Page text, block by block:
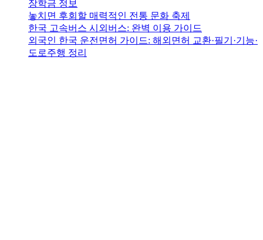
장학금 정보
놓치면 후회할 매력적인 전통 문화 축제
한국 고속버스 시외버스: 완벽 이용 가이드
외국인 한국 운전면허 가이드: 해외면허 교환·필기·기능·
도로주행 정리